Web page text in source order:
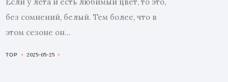
без сомнений, белый. Тем более, что в
этом сезоне он...
TOP 2025-05-25